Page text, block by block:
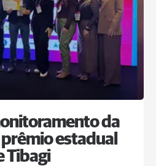
da
estadual
Tibagi